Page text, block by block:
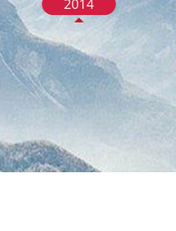
2014